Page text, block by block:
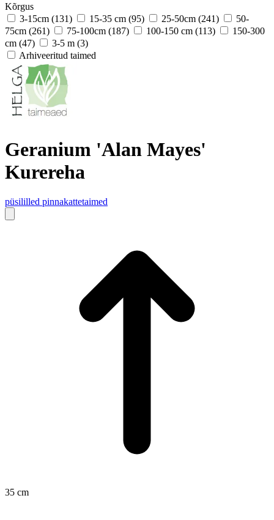
Kõrgus
3-15cm (131) 15-35 cm (95) 25-50cm (241)
50-
75cm (261) 75-100cm (187) 100-150 cm (113)
150-300
cm (47) 3-5 m (3)
Arhiveeritud taimed
Geranium 'Alan Mayes'
Kurereha
püsililled pinnakattetaimed
35 cm